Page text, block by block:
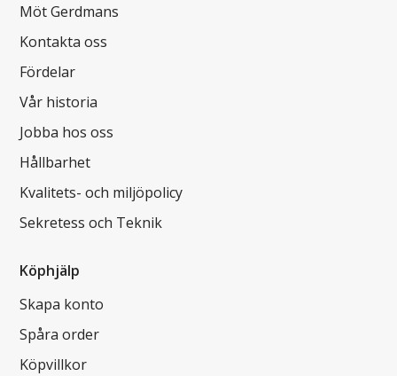
Möt Gerdmans
Kontakta oss
Fördelar
Vår historia
Jobba hos oss
Hållbarhet
Kvalitets- och miljöpolicy
Sekretess och Teknik
Köphjälp
Skapa konto
Spåra order
Köpvillkor